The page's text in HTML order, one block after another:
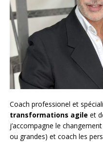
Coach professionel et
transformations agile et
j’accompagne le
ou grandes) et coach les